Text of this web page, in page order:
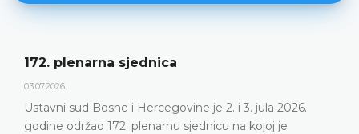
Dnevni red 172. plenarne sjednice
23.06.2026.
Ustavni sud Bosne i Hercegovine održat će 172.
plenarnu sjednicu 2. i 3. jula 2026. godine